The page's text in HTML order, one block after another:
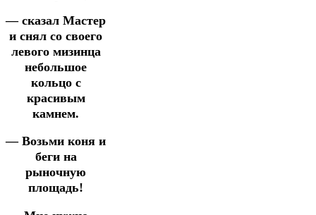
— сказал Мастер
и снял со своего
левого мизинца
небольшое
кольцо с
красивым
камнем.
— Возьми коня и
беги на
рыночную
площадь!